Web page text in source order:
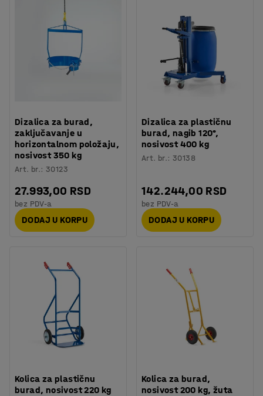
Dizalica za burad,
zaključavanje u
horizontalnom položaju,
nosivost 350 kg
Art. br.:30123
27.993,00 RSD
bez PDV-a
DODAJ U KORPU
Dizalica za plastičnu
burad, nagib 120°,
nosivost 400 kg
Art. br.:30138
142.244,00 RSD
bez PDV-a
DODAJ U KORPU
Kolica za plastičnu
burad, nosivost 220 kg
Kolica za burad,
nosivost 200 kg, žuta